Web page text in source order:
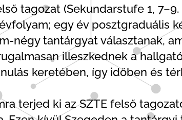
tagozat (Sekundarstufe 1,
egy év posztgraduális
négy tantárgyat választanak,
illeszkednek a
keretében, így időben és
terjed ki az SZTE felső